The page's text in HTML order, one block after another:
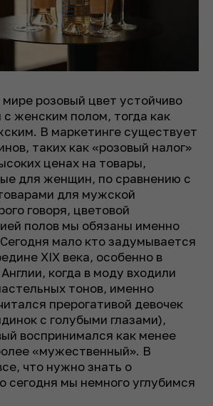
розовый цвет устойчиво
женским полом, тогда как
В маркетинге существует
таких как «розовый налог»
ценах на товары,
для женщин, по сравнению с
для мужской
говоря, цветовой
полов мы обязаны именно
мало кто задумывается
XIX века, особенно в
когда в моду входили
тонов, именно
прерогативой девочек
с голубыми глазами),
воспринимался как менее
«мужественный». В
что нужно знать о
сегодня мы немного углубимся